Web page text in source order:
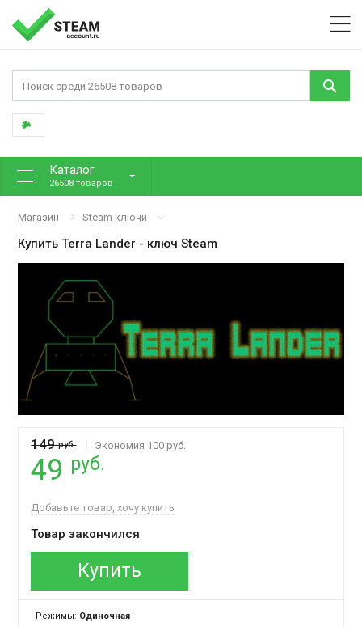
Каталог
26508 товаров
Магазин Steam ключи
КупитьTerra Lander - ключ Steam
149руб. Экономия 100 руб.
49 руб.
Добавьте товар, хочу купить
Товар закончился
Купить
Режимы: Одиночная